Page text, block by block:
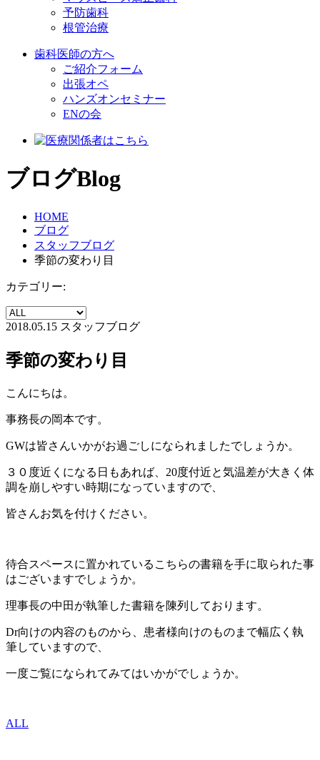
予防⻭科
根管治療
歯科医師の方へ
ご紹介フォーム
出張オペ
ハンズオンセミナー
ENの会
ブログBlog
HOME
ブログ
スタッフブログ
季節の変わり目
カテゴリー:
2018.05.15 スタッフブログ
季節の変わり目
こんにちは。
事務長の岡本です。
GWは皆さんいかがお過ごしになられましたでしょうか。
３０度近くになる日もあれば、20度付近と気温差が大きく体
調を崩しやすい時期になっていますので、
皆さんお気を付けください。
待合スペースに置かれているこちらの書籍を手に取られた事
はございますでしょうか。
理事長の中田が執筆した書籍を陳列しております。
Dr向けの内容のものから、患者様向けのものまで幅広く執
筆していますので、
一度ご覧になられてみてはいかがでしょうか。
ALL